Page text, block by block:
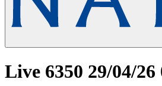
Live 6350 29/04/26